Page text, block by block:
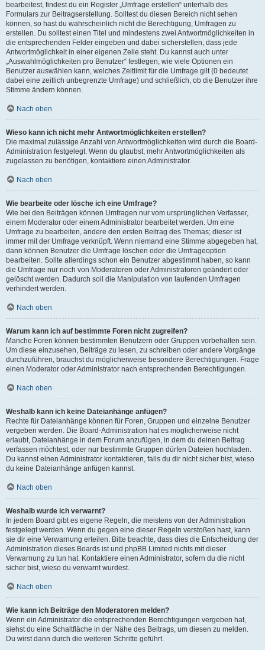
bearbeitest, findest du ein Register „Umfrage erstellen“ unterhalb des
Formulars zur Beitragserstellung. Solltest du diesen Bereich nicht sehen
können, so hast du wahrscheinlich nicht die Berechtigung, Umfragen zu
erstellen. Du solltest einen Titel und mindestens zwei Antwortmöglichkeiten in
die entsprechenden Felder eingeben und dabei sicherstellen, dass jede
Antwortmöglichkeit in einer eigenen Zeile steht. Du kannst auch unter
„Auswahlmöglichkeiten pro Benutzer“ festlegen, wie viele Optionen ein
Benutzer auswählen kann, welches Zeitlimit für die Umfrage gilt (0 bedeutet
dabei eine zeitlich unbegrenzte Umfrage) und schließlich, ob die Benutzer ihre
Stimme ändern können.
Nach oben
Wieso kann ich nicht mehr Antwortmöglichkeiten erstellen?
Die maximal zulässige Anzahl von Antwortmöglichkeiten wird durch die Board-
Administration festgelegt. Wenn du glaubst, mehr Antwortmöglichkeiten als
zugelassen zu benötigen, kontaktiere einen Administrator.
Nach oben
Wie bearbeite oder lösche ich eine Umfrage?
Wie bei den Beiträgen können Umfragen nur vom ursprünglichen Verfasser,
einem Moderator oder einem Administrator bearbeitet werden. Um eine
Umfrage zu bearbeiten, ändere den ersten Beitrag des Themas; dieser ist
immer mit der Umfrage verknüpft. Wenn niemand eine Stimme abgegeben hat,
dann können Benutzer die Umfrage löschen oder die Umfrageoption
bearbeiten. Sollte allerdings schon ein Benutzer abgestimmt haben, so kann
die Umfrage nur noch von Moderatoren oder Administratoren geändert oder
gelöscht werden. Dadurch soll die Manipulation von laufenden Umfragen
verhindert werden.
Nach oben
Warum kann ich auf bestimmte Foren nicht zugreifen?
Manche Foren können bestimmten Benutzern oder Gruppen vorbehalten sein.
Um diese einzusehen, Beiträge zu lesen, zu schreiben oder andere Vorgänge
durchzuführen, brauchst du möglicherweise besondere Berechtigungen. Frage
einen Moderator oder Administrator nach entsprechenden Berechtigungen.
Nach oben
Weshalb kann ich keine Dateianhänge anfügen?
Rechte für Dateianhänge können für Foren, Gruppen und einzelne Benutzer
vergeben werden. Die Board-Administration hat es möglicherweise nicht
erlaubt, Dateianhänge in dem Forum anzufügen, in dem du deinen Beitrag
verfassen möchtest, oder nur bestimmte Gruppen dürfen Dateien hochladen.
Du kannst einen Administrator kontaktieren, falls du dir nicht sicher bist, wieso
du keine Dateianhänge anfügen kannst.
Nach oben
Weshalb wurde ich verwarnt?
In jedem Board gibt es eigene Regeln, die meistens von der Administration
festgelegt werden. Wenn du gegen eine dieser Regeln verstoßen hast, kann
sie dir eine Verwarnung erteilen. Bitte beachte, dass dies die Entscheidung der
Administration dieses Boards ist und phpBB Limited nichts mit dieser
Verwarnung zu tun hat. Kontaktiere einen Administrator, sofern du die nicht
sicher bist, wieso du verwarnt wurdest.
Nach oben
Wie kann ich Beiträge den Moderatoren melden?
Wenn ein Administrator die entsprechenden Berechtigungen vergeben hat,
siehst du eine Schaltfläche in der Nähe des Beitrags, um diesen zu melden.
Du wirst dann durch die weiteren Schritte geführt.